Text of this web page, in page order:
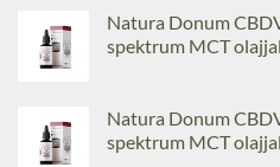
Natura Donum
spektrum MCT olajjal
Natura Donum
spektrum MCT olajjal